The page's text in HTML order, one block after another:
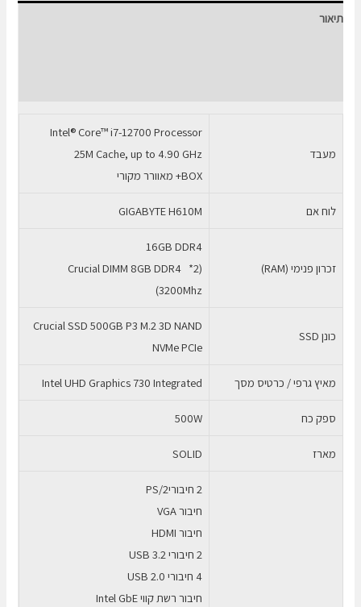
12700
תיאור
מעבד
Intel® Core™ i7-12700 Processor
25M Cache, up to 4.90 GHz
BOX+ מאוורר מקורי
לוח אם GIGABYTE H610M
זכרון פנימי (RAM)
16GB DDR4
(2* Crucial DIMM 8GB DDR4
3200Mhz)
כונן SSD
Crucial SSD 500GB P3 M.2 3D NAND
NVMe PCIe
מאיץ גרפי / כרטיס מסך Intel UHD Graphics 730 Integrated
ספק כח 500W
מארז SOLID
2 חיבוריPS/2
חיבור VGA
חיבור HDMI
2 חיבורי USB 3.2
4 חיבורי USB 2.0
חיבור רשת קווי Intel GbE